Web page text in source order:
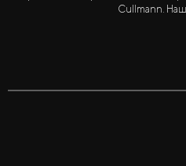
Cullmann.